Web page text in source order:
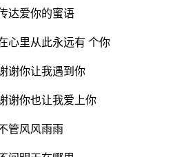
达爱你的蜜语
心里从此永远有 个你
谢你让我遇到你
谢你也让我爱上你
管风风雨雨